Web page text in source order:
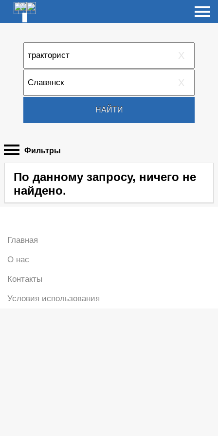
X
X
НАЙТИ
Фильтры
По данному запросу, ничего не
найдено.
Главная
О нас
Контакты
Условия использования